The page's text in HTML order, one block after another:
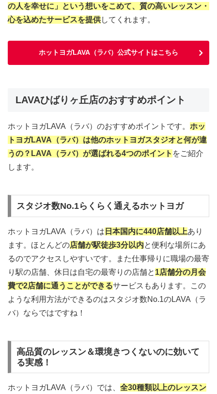
の人を幸せに」という想いをこめて、質の高いレッスン・
心を込めたサービスを提供してくれます。
ホットヨガLAVA（ラバ）公式サイトはこちら
LAVAひばりヶ丘店のおすすめポイント
ホットヨガLAVA（ラバ）のおすすめポイントです。 ホッ
トヨガLAVA（ラバ）は他のホットヨガスタジオと何が違
うの？LAVA（ラバ）が選ばれる4つのポイント をご紹介
します。
スタジオ数No.1らくらく通えるホットヨガ
ホットヨガLAVA（ラバ）は 日本国内に440店舗以上あり
ます。ほとんどの店舗が駅徒歩3分以内と便利な場所にあ
るのでアクセスしやすいです。また仕事帰りに職場の最寄
り駅の店舗、休日は自宅の最寄りの店舗と 1店舗分の月会
費で2店舗に通うことができるサービスもあります。この
ような利用方法ができるのはスタジオ数No.1のLAVA（ラ
バ）ならではですね！
高品質のレッスン＆環境きつくないのに効いて
る実感！
ホットヨガLAVA（ラバ）では、 全30種類以上のレッスン